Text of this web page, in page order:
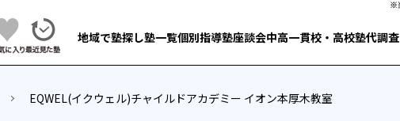
地域で塾探し塾一覧個別指導塾座談会中高一貫校・高校塾代調査
EQWEL(イクウェル)チャイルドアカデミー イオン本厚木教室